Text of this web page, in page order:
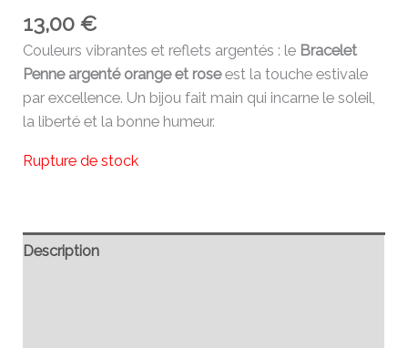
13,00€
Couleurs vibrantes et reflets argentés : le Bracelet
Penne argenté orange et roseest la touche estivale
par excellence. Un bijou fait main qui incarne le soleil,
la liberté et la bonne humeur.
Rupture de stock
Description